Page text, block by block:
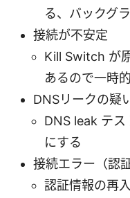
る、バックグ
接続が不安定
Kill Switch が
あるので一時
DNSリークの疑
DNS leak テス
にする
接続エラー（認
認証情報の再